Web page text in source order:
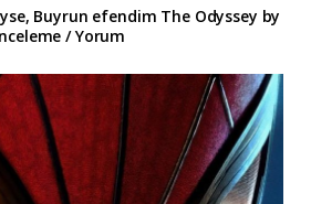
Buyrun efendim The Odyssey by
/ Yorum